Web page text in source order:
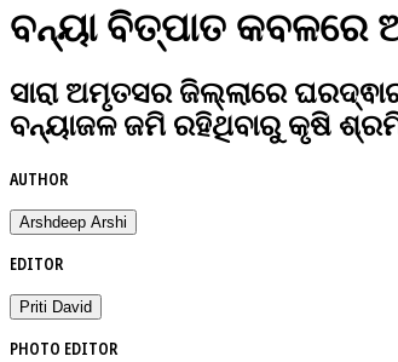
ବନ୍ୟା ବିତ୍ପାତ କବଳରେ
ସାରା ଅମୃତସର ଜିଲ୍ଲାରେ
ବନ୍ୟାଜଳ ଜମି ରହିଥିବାରୁ କୃଷି
AUTHOR
Arshdeep Arshi
EDITOR
Priti David
PHOTO EDITOR